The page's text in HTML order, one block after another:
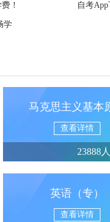
！ 自考
学
马克思主义基本
查看详情
23888
英语（专）
查看详情